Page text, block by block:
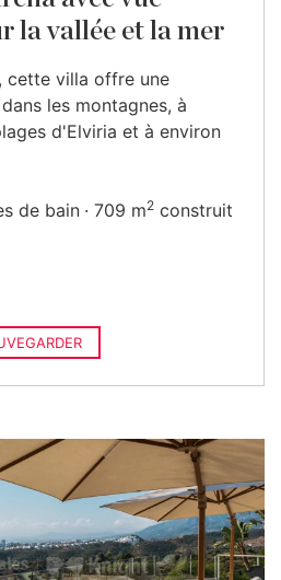
la vallée et la mer
cette villa offre une
les montagnes, à
d'Elviria et à environ
de bain 709 m2 construit